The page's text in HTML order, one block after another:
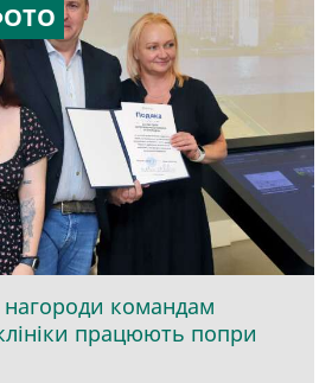
нагороди командам
працюють попри